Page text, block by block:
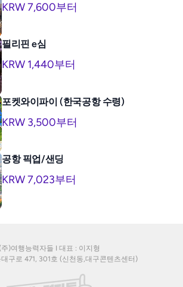
KRW 7,600부터
필리핀 e심
KRW 1,440부터
포켓와이파이 (한국공항 수령)
KRW 3,500부터
공항 픽업/샌딩
KRW 7,023부터
주)여행능력자들 I 대표 : 이지형
구로 471, 301호 (신천동,대구콘텐츠센터)